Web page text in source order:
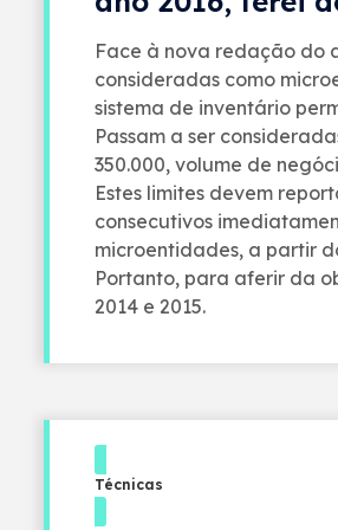
Face à nova redação do
consideradas como
sistema de inventário
Passam a ser
350.000, volume de
Estes limites devem
consecutivos
microentidades, a partir
Portanto, para aferir da
2014 e 2015.
Técnicas